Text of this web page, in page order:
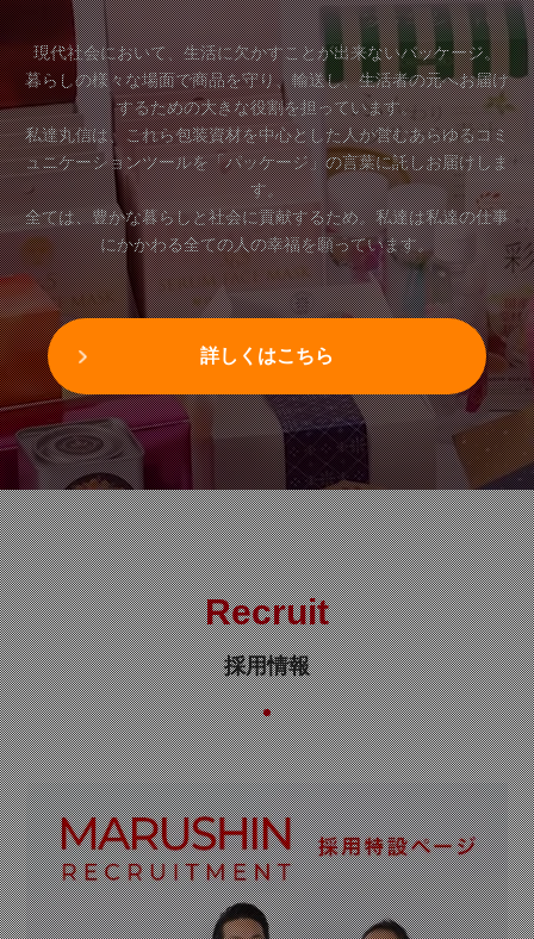
現代社会において、生活に欠かすことが出来ないパッケージ。
暮らしの様々な場面で商品を守り、輸送し、生活者の元へお届け
するための大きな役割を担っています。
私達丸信は、これら包装資材を中心とした人が営むあらゆるコミ
ュニケーションツールを「パッケージ」の言葉に託しお届けしま
す。
全ては、豊かな暮らしと社会に貢献するため。私達は私達の仕事
にかかわる全ての人の幸福を願っています。
詳しくはこちら
Recruit
採用情報